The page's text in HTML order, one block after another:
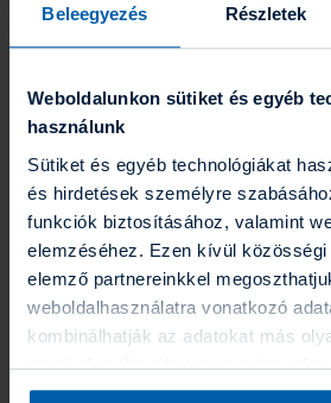
Beleegyezés Részletek
Weboldalunkon sütiket és egyéb
használunk
Sütiket és egyéb technológiákat
és hirdetések személyre
funkciók biztosításához, valamint
elemzéséhez. Ezen kívül közösségi
elemző partnereinkkel
weboldalhasználatra vonatkozó
kombinálhatják az adatokat más
amelyeket Ön adott meg
használt más szolgáltatásokból
fektethessék megtakarításukat. Ahhoz,
vizsgáló teljesítményméréssel szeretnénk
Jelenleg értékesített eszközalapok
Szakértői portfóliónk